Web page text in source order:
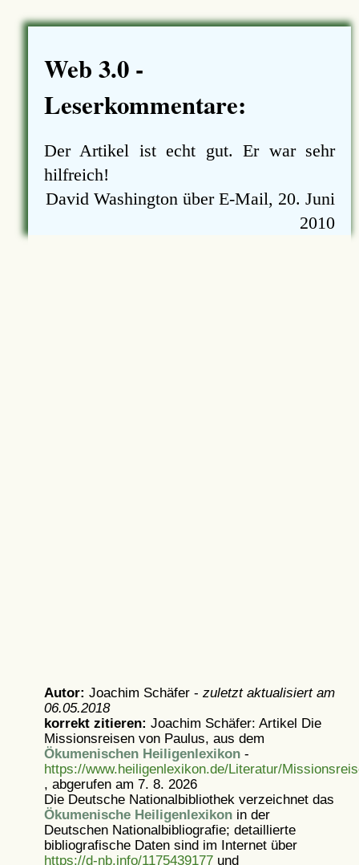
Web 3.0 -
Leserkommentare:
Der Artikel ist echt gut. Er war sehr
hilfreich!
David Washington über E-Mail, 20. Juni
2010
Autor: Joachim Schäfer - zuletzt aktualisiert am
06.05.2018
korrekt zitieren: Joachim Schäfer: Artikel
Die
Missionsreisen von Paulus, aus dem
Ökumenischen Heiligenlexikon-
https://www.heiligenlexikon.de/Literatur/
, abgerufen am 7. 8. 2026
Die Deutsche Nationalbibliothek verzeichnet das
Ökumenische Heiligenlexikonin der
Deutschen Nationalbibliografie; detaillierte
bibliografische Daten sind im Internet über
https://d-nb.info/1175439177und